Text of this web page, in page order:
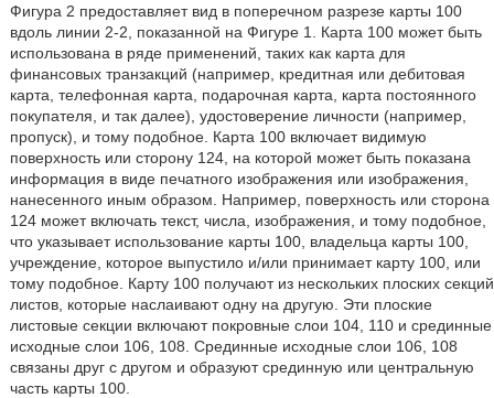
Фигура 2 предоставляет вид в поперечном разрезе карты 100
вдоль линии 2-2, показанной на Фигуре 1. Карта 100 может быть
использована в ряде применений, таких как карта для
финансовых транзакций (например, кредитная или дебитовая
карта, телефонная карта, подарочная карта, карта постоянного
покупателя, и так далее), удостоверение личности (например,
пропуск), и тому подобное. Карта 100 включает видимую
поверхность или сторону 124, на которой может быть показана
информация в виде печатного изображения или изображения,
нанесенного иным образом. Например, поверхность или сторона
124 может включать текст, числа, изображения, и тому подобное,
что указывает использование карты 100, владельца карты 100,
учреждение, которое выпустило и/или принимает карту 100, или
тому подобное. Карту 100 получают из нескольких плоских секций
листов, которые наслаивают одну на другую. Эти плоские
листовые секции включают покровные слои 104, 110 и срединные
исходные слои 106, 108. Срединные исходные слои 106, 108
связаны друг с другом и образуют срединную или центральную
часть карты 100.